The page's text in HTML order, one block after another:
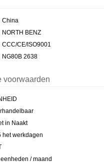
China
NORTH BENZ
CCC/CE/ISO9001
NG80B 2638
voorwaarden
in Naakt
het werkdagen
/ maand